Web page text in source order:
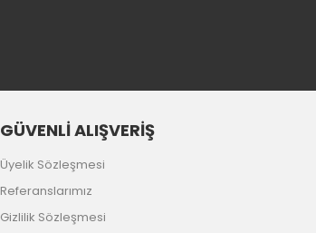
GÜVENLİ ALIŞVERİŞ
Üyelik Sözleşmesi
Referanslarımız
Gizlilik Sözleşmesi